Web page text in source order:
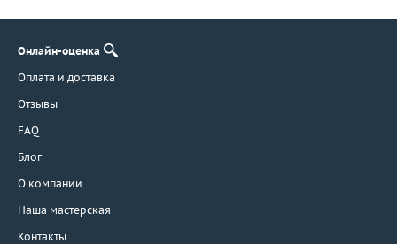
Онлайн-оценка
Оплата и доставка
Отзывы
FAQ
Блог
О компании
Наша мастерская
Контакты